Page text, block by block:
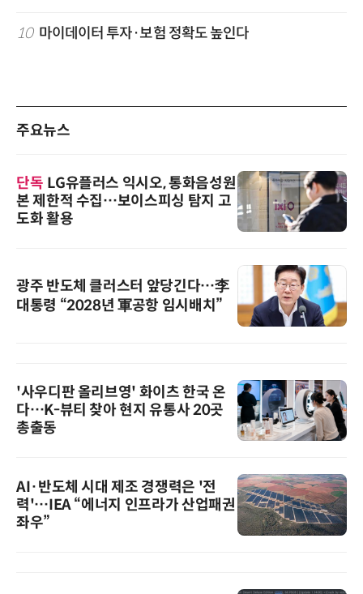
10 마이데이터 투자·보험 정확도 높인다
주요뉴스
단독 LG유플러스 익시오, 통화음성원
본 제한적 수집…보이스피싱 탐지 고
도화 활용
광주 반도체 클러스터 앞당긴다…李
대통령 “2028년 軍공항 임시배치”
'사우디판 올리브영' 화이츠 한국 온
다…K-뷰티 찾아 현지 유통사 20곳
총출동
AI·반도체 시대 제조 경쟁력은 '전
력'…IEA “에너지 인프라가 산업패권
좌우”